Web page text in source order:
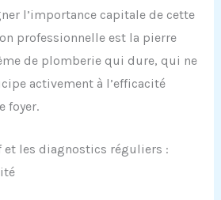
l’importance capitale de cette
professionnelle est la pierre
de plomberie qui dure, qui ne
activement à l’efficacité
foyer.
et les diagnostics réguliers :